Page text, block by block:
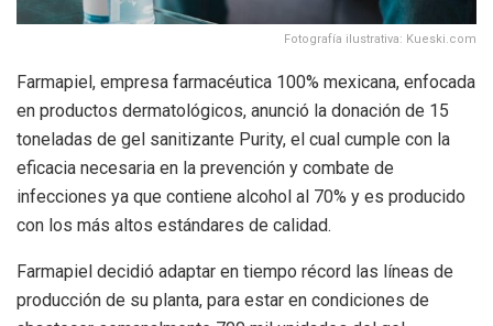
Fotografía ilustrativa: Kueski.com
Farmapiel, empresa farmacéutica 100% mexicana, enfocada
en productos dermatológicos, anunció la donación de 15
toneladas de gel sanitizante Purity, el cual cumple con la
eficacia necesaria en la prevención y combate de
infecciones ya que contiene alcohol al 70% y es producido
con los más altos estándares de calidad.
Farmapiel decidió adaptar en tiempo récord las líneas de
producción de su planta, para estar en condiciones de